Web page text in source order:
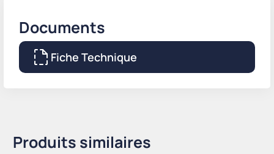
Documents
Fiche Technique
Produits similaires